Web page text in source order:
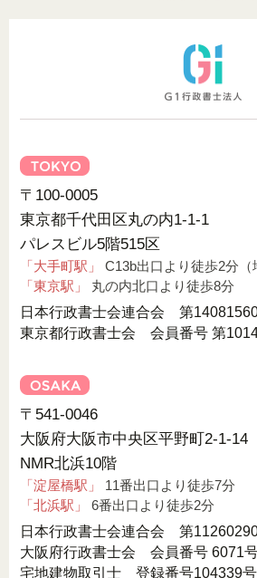
〒100-0005
東京都千代田区丸の内1-1-1
パレスビル5階515区
「大手町駅」
C13b出口より徒歩2分（
「東京駅」
丸の内北口より徒歩8分
日本行政書士会連合会 第
東京都行政書士会 会員番号 第
〒541-0046
大阪府大阪市中央区平野町2-1-14
NMR北浜10階
「淀屋橋駅」
11番出口より徒歩7分
「北浜駅」
6番出口より徒歩2分
日本行政書士会連合会 第
大阪府行政書士会 会員番号 6071
宅地建物取引士 登録番号104339号